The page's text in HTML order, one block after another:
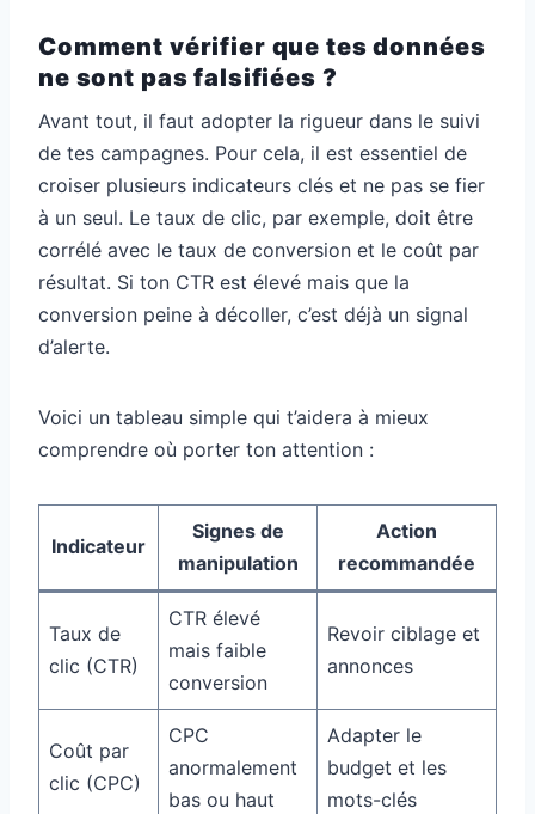
Comment vérifier que tes données
ne sont pas falsifiées ?
Avant tout, il faut adopter la rigueur dans le suivi
de tes campagnes. Pour cela, il est essentiel de
croiser plusieurs indicateurs clés et ne pas se fier
à un seul. Le taux de clic, par exemple, doit être
corrélé avec le taux de conversion et le coût par
résultat. Si ton CTR est élevé mais que la
conversion peine à décoller, c’est déjà un signal
d’alerte.
Voici un tableau simple qui t’aidera à mieux
comprendre où porter ton attention :
Indicateur
Signes de
manipulation
Action
recommandée
Taux de
clic (CTR)
CTR élevé
mais faible
conversion
Revoir ciblage et
annonces
Coût par
clic (CPC)
CPC
anormalement
bas ou haut
Adapter le
budget et les
mots-clés